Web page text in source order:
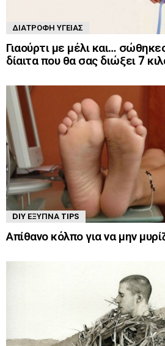
ΔΙΑΤΡΟΦΉ ΥΓΕΊΑΣ
Γιαούρτι με μέλι και…
δίαιτα που θα σας διώξει 7
DIY ΈΞΥΠΝΑ TIPS
Απίθανο κόλπο για να μην